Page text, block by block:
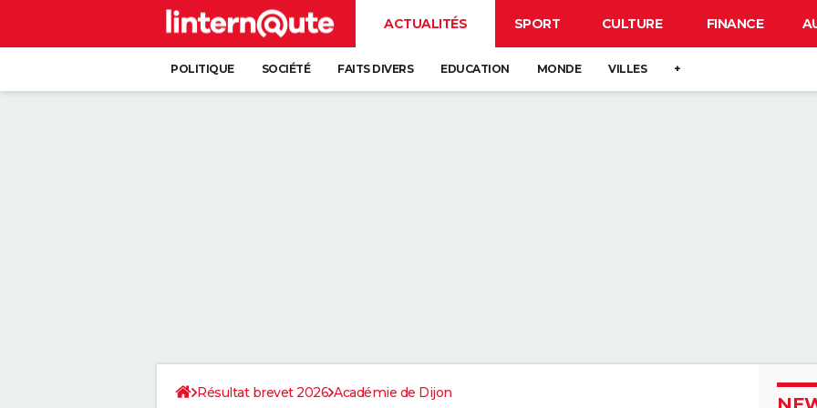
ACTUALITÉS SPORT CULTURE FINANCE
POLITIQUE SOCIÉTÉ FAITS DIVERS EDUCATION MONDE VILLES +
Résultat brevet 2026 Académie de Dijon